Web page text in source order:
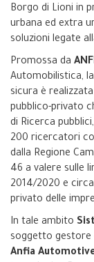
Borgo di Lioni in
urbana ed extra
soluzioni legate
Promossa da
Automobilistica,
sicura è
pubblico-privato
di Ricerca
200 ricercatori
dalla Regione
46 a valere sulle
2014/2020 e
privato delle
In tale ambito
soggetto gestore
Anfia